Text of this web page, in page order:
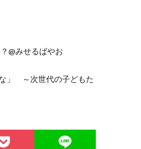
@みせるばやお
～次世代の子どもた